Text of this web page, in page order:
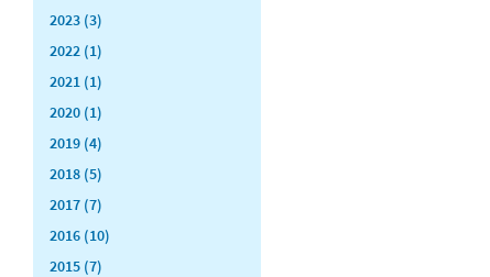
2023 (3)
2022 (1)
2021 (1)
2020 (1)
2019 (4)
2018 (5)
2017 (7)
2016 (10)
2015 (7)